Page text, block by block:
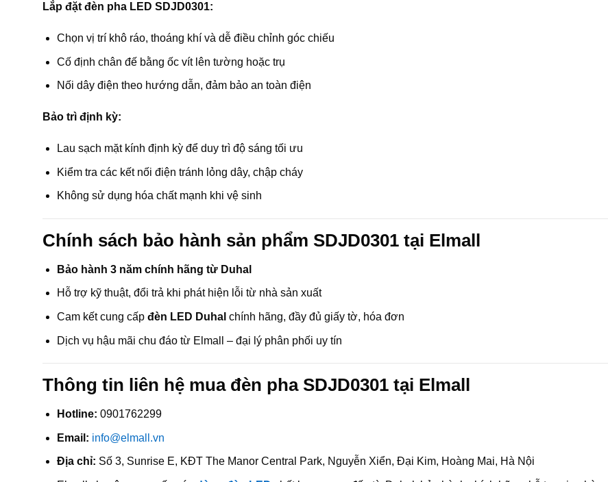
Lắp đặt đèn pha LED SDJD0301:
Chọn vị trí khô ráo, thoáng khí và dễ điều chỉnh góc chiếu
Cố định chân đế bằng ốc vít lên tường hoặc trụ
Nối dây điện theo hướng dẫn, đảm bảo an toàn điện
Bảo trì định kỳ:
Lau sạch mặt kính định kỳ để duy trì độ sáng tối ưu
Kiểm tra các kết nối điện tránh lỏng dây, chập cháy
Không sử dụng hóa chất mạnh khi vệ sinh
Chính sách bảo hành sản phẩm SDJD0301 tại Elmall
Bảo hành 3 năm chính hãng từ Duhal
Hỗ trợ kỹ thuật, đổi trả khi phát hiện lỗi từ nhà sản xuất
Cam kết cung cấp đèn LED Duhal chính hãng, đầy đủ giấy tờ, hóa đơn
Dịch vụ hậu mãi chu đáo từ Elmall – đại lý phân phối uy tín
Thông tin liên hệ mua đèn pha SDJD0301 tại Elmall
Hotline: 0901762299
Email: info@elmall.vn
Địa chỉ: Số 3, Sunrise E, KĐT The Manor Central Park, Nguyễn Xiển, Đại Kim, Hoàng Mai, Hà Nội